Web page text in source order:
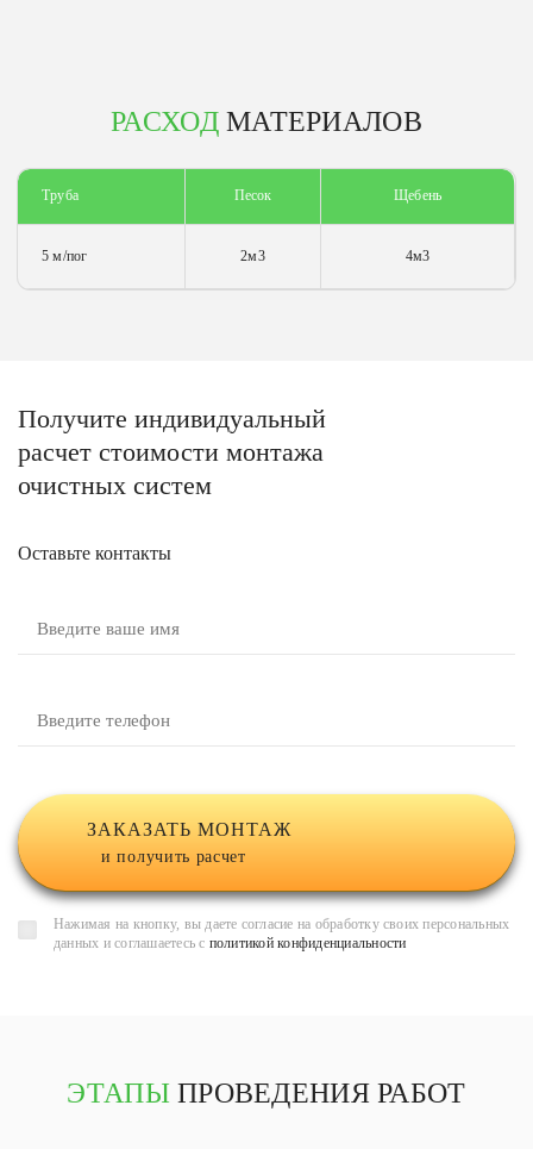
РАСХОДМАТЕРИАЛОВ
Труба
5 м/пог
Песок
2м3
Щебень
4м3
Получите индивидуальный
расчет стоимости монтажа
очистных систем
Оставьте контакты
ЗАКАЗАТЬ МОНТАЖ
и получить расчет
Нажимая на кнопку, вы даете согласие на обработку своих персональных
данных и соглашаетесь с политикой конфиденциальности
ЭТАПЫПРОВЕДЕНИЯ РАБОТ